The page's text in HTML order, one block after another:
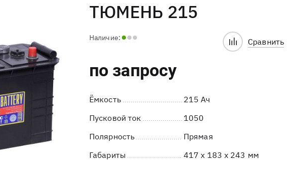
ТЮМЕНЬ 215
Наличие:
по запросу
Сравнить
Ёмкость
215 Ач
Пусковой ток
1050
Полярность
Прямая
Габариты
417 x 183 x 243 мм